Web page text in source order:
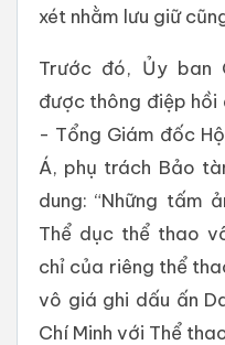
xét nhằm lưu giữ
Trước đó, Ủy ban
được thông điệp
- Tổng Giám đốc
Á, phụ trách Bảo
dung: “Những tấm
Thể dục thể thao
chỉ của riêng thể
vô giá ghi dấu ấn
Chí Minh với Thể